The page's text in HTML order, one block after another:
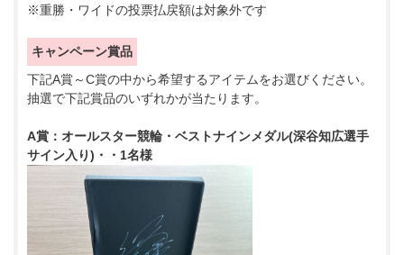
※重勝・ワイドの投票払戻額は対象外です
キャンペーン賞品
下記A賞～C賞の中から希望するアイテムをお選びください。
抽選で下記賞品のいずれかが当たります。
A賞：オールスター競輪・ベストナインメダル(深谷知広選手
サイン入り)・・1名様